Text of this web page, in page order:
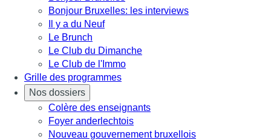
Bonjour Bruxelles: les interviews
Il y a du Neuf
Le Brunch
Le Club du Dimanche
Le Club de l'Immo
Grille des programmes
Nos dossiers
Colère des enseignants
Foyer anderlechtois
Nouveau gouvernement bruxellois